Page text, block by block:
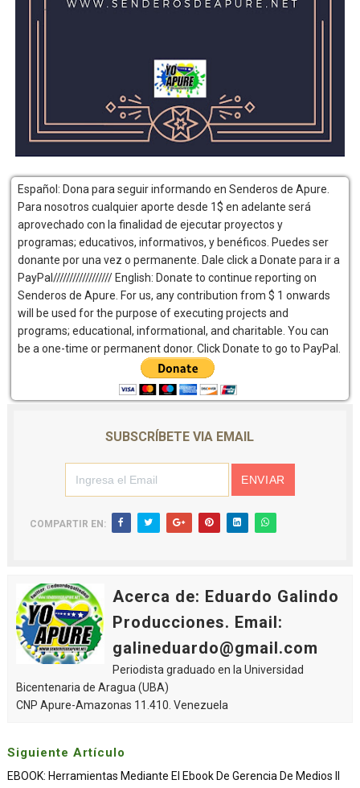
Español: Dona para seguir informando en Senderos de Apure.
Para nosotros cualquier aporte desde 1$ en adelante será
aprovechado con la finalidad de ejecutar proyectos y
programas; educativos, informativos, y benéficos. Puedes ser
donante por una vez o permanente. Dale click a Donate para ir a
PayPal////////////////// English: Donate to continue reporting on
Senderos de Apure. For us, any contribution from $ 1 onwards
will be used for the purpose of executing projects and
programs; educational, informational, and charitable. You can
be a one-time or permanent donor. Click Donate to go to PayPal.
SUBSCRÍBETE VIA EMAIL
COMPARTIR EN:
Acerca de: Eduardo Galindo
Producciones. Email:
galineduardo@gmail.com
Periodista graduado en la Universidad
Bicentenaria de Aragua (UBA)
CNP Apure-Amazonas 11.410. Venezuela
Siguiente Artículo
EBOOK: Herramientas Mediante El Ebook De Gerencia De Medios II